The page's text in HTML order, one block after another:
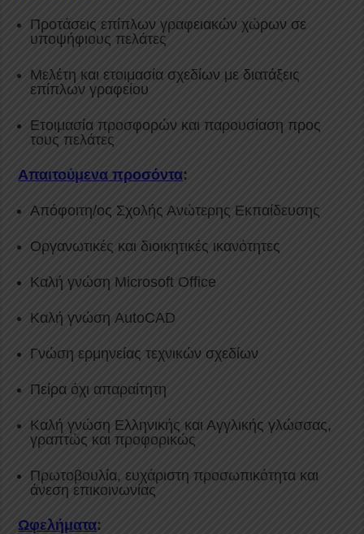
Προτάσεις επίπλων γραφειακών χώρων σε
υποψήφιους πελάτες
Μελέτη και ετοιμασία σχεδίων με διατάξεις
επίπλων γραφείου
Ετοιμασία προσφορών και παρουσίαση προς
τους πελάτες
Απαιτούμενα προσόντα:
Απόφοιτη/ος Σχολής Ανώτερης Εκπαίδευσης
Οργανωτικές και διοικητικές ικανότητες
Καλή γνώση Microsoft Office
Καλή γνώση AutoCAD
Γνώση ερμηνείας τεχνικών σχεδίων
Πείρα όχι απαραίτητη
Καλή γνώση Ελληνικής και Αγγλικής γλώσσας,
γραπτώς και προφορικώς
Πρωτοβουλία, ευχάριστη προσωπικότητα και
άνεση επικοινωνίας
Ωφελήματα: